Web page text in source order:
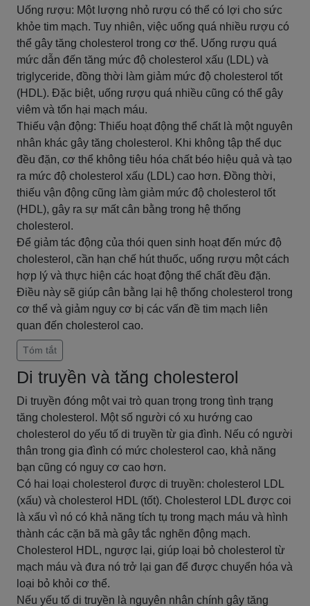
Uống rượu: Một lượng nhỏ rượu có thể có lợi cho sức
khỏe tim mạch. Tuy nhiên, việc uống quá nhiều rượu có
thể gây tăng cholesterol trong cơ thể. Uống rượu quá
mức dẫn đến tăng mức độ cholesterol xấu (LDL) và
triglyceride, đồng thời làm giảm mức độ cholesterol tốt
(HDL). Đặc biệt, uống rượu quá nhiều cũng có thể gây
viêm và tổn hại mạch máu.
Thiếu vận động: Thiếu hoạt động thể chất là một nguyên
nhân khác gây tăng cholesterol. Khi không tập thể dục
đều đặn, cơ thể không tiêu hóa chất béo hiệu quả và tạo
ra mức độ cholesterol xấu (LDL) cao hơn. Đồng thời,
thiếu vận động cũng làm giảm mức độ cholesterol tốt
(HDL), gây ra sự mất cân bằng trong hệ thống
cholesterol.
Để giảm tác động của thói quen sinh hoạt đến mức độ
cholesterol, cần hạn chế hút thuốc, uống rượu một cách
hợp lý và thực hiện các hoạt động thể chất đều đặn.
Điều này sẽ giúp cân bằng lại hệ thống cholesterol trong
cơ thể và giảm nguy cơ bị các vấn đề tim mạch liên
quan đến cholesterol cao.
Tóm tắt
Di truyền và tăng cholesterol
Di truyền đóng một vai trò quan trọng trong tình trạng
tăng cholesterol. Một số người có xu hướng cao
cholesterol do yếu tố di truyền từ gia đình. Nếu có người
thân trong gia đình có mức cholesterol cao, khả năng
bạn cũng có nguy cơ cao hơn.
Có hai loại cholesterol được di truyền: cholesterol LDL
(xấu) và cholesterol HDL (tốt). Cholesterol LDL được coi
là xấu vì nó có khả năng tích tụ trong mạch máu và hình
thành các cặn bã mà gây tắc nghẽn động mạch.
Cholesterol HDL, ngược lại, giúp loại bỏ cholesterol từ
mạch máu và đưa nó trở lại gan để được chuyển hóa và
loại bỏ khỏi cơ thể.
Nếu yếu tố di truyền là nguyên nhân chính gây tăng